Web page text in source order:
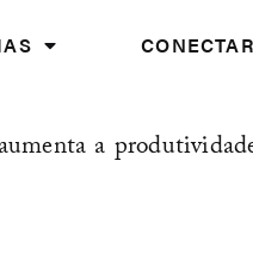
CONECTAR
a